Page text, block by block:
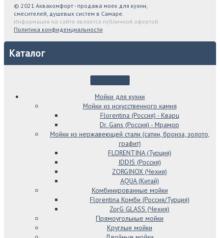
© 2021 Аквакомфорт - продажа моек для кухни,
смесителей, душевых систем в Самаре.
Информация на сайте является публичной офертой
Политика конфиденциальности
Каталог
Мойки для кухни
Мойки из искусственного камня
Florentina (Россия) - Кварц
Dr. Gans (Россия) - Мрамор
Мойки из нержавеющей стали (сатин, бронза, золото,
графит)
FLORENTINA (Турция)
IDDIS (Россия)
ZORGINOX (Чехия)
AQUA (Китай)
Комбинированные мойки
Florentina Комби (Россия/Турция)
ZorG GLASS (Чехия)
Прямоугольные мойки
Круглые мойки